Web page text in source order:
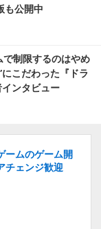
も公開中
制限するのはやめ
こだわった『ドラ
ンタビュー
ームのゲーム開
チェンジ歓迎